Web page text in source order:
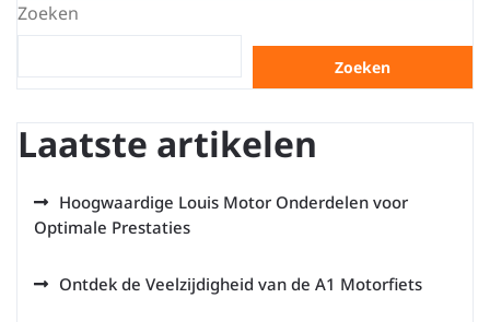
Zoeken
Zoeken
Laatste artikelen
Hoogwaardige Louis Motor Onderdelen voor
Optimale Prestaties
Ontdek de Veelzijdigheid van de A1 Motorfiets